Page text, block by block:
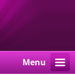
Menu